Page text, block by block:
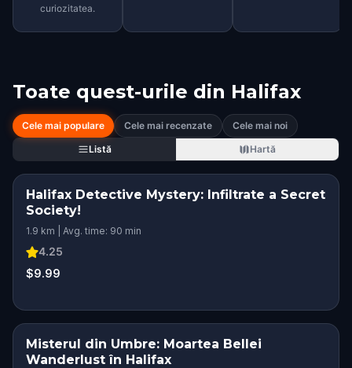
curiozitatea.
Toate quest-urile din Halifax
Cele mai populare Cele mai recenzate
Cele mai noi
Listă
Hartă
Halifax Detective Mystery: Infiltrate a Secret
Society!
1.9 km | Avg. time: 90 min
4.25
$9.99
Misterul din Umbre: Moartea Bellei
Wanderlust în Halifax